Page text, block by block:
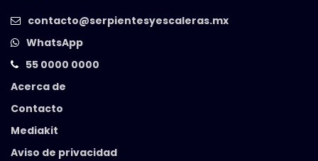
contacto@serpientesyescaleras.mx
WhatsApp
55 0000 0000
Acerca de
Contacto
Mediakit
Aviso de privacidad